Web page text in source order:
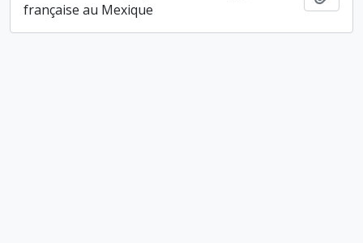
française au Mexique